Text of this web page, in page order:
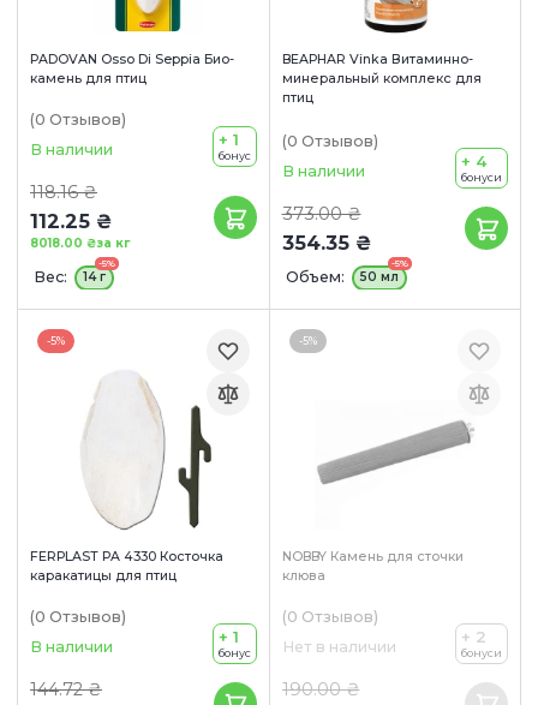
PADOVAN Osso Di Seppia Био-
камень для птиц
(0 Отзывов)
В наличии
118.16 ₴
112.25 ₴
за кг
8018.00 ₴
+ 1
бонус
Вес:
-5%
14 г
BEAPHAR Vinka Витаминно-
минеральный комплекс для
птиц
(0 Отзывов)
В наличии
373.00 ₴
354.35 ₴
+ 4
бонуси
Объем:
-5%
50 мл
-5%
FERPLAST PA 4330 Косточка
каракатицы для птиц
(0 Отзывов)
В наличии
144.72 ₴
+ 1
бонус
-5%
NOBBY Камень для сточки
клюва
(0 Отзывов)
Нет в наличии
190.00 ₴
+ 2
бонуси